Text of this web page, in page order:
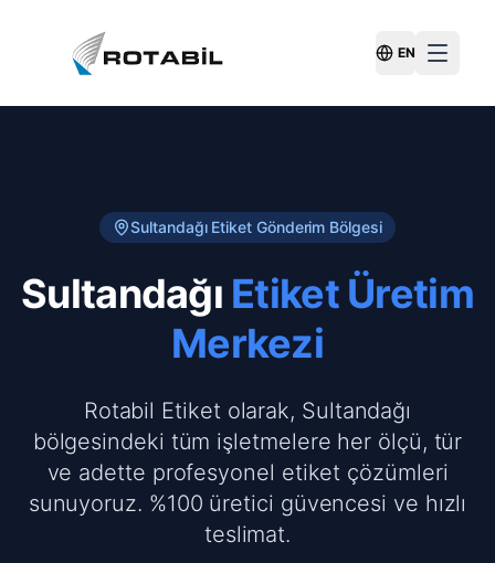
Switch
EN
Sultandağı Etiket Gönderim Bölgesi
Sultandağı Etiket Üretim
Merkezi
Rotabil Etiket olarak, Sultandağı
bölgesindeki tüm işletmelere her ölçü, tür
ve adette profesyonel etiket çözümleri
sunuyoruz. %100 üretici güvencesi ve hızlı
teslimat.